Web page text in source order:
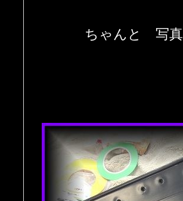
ちゃんと 写